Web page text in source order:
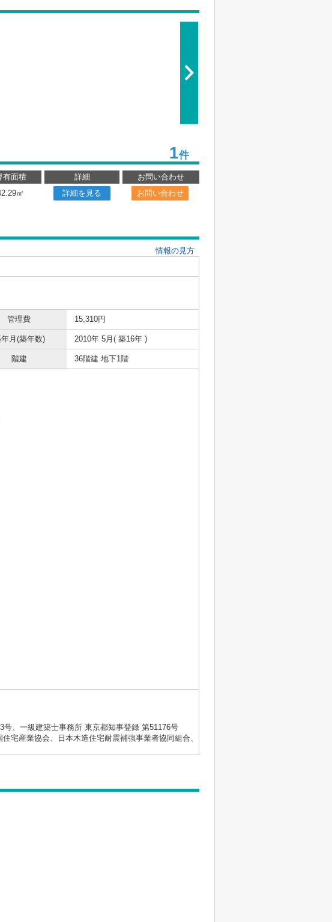
1件
有面積 詳細
お問い合わせ
㎡ 詳細を見る お問い合わせ
情報の見方
管理費 15,310円
月(築年数) 2010年 5月( 築16年 )
階建 36階建 地下1階
、一級建築士事務所 東京都知事登録 第51176号
宅産業協会、日本木造住宅耐震補強事業者協同組合、